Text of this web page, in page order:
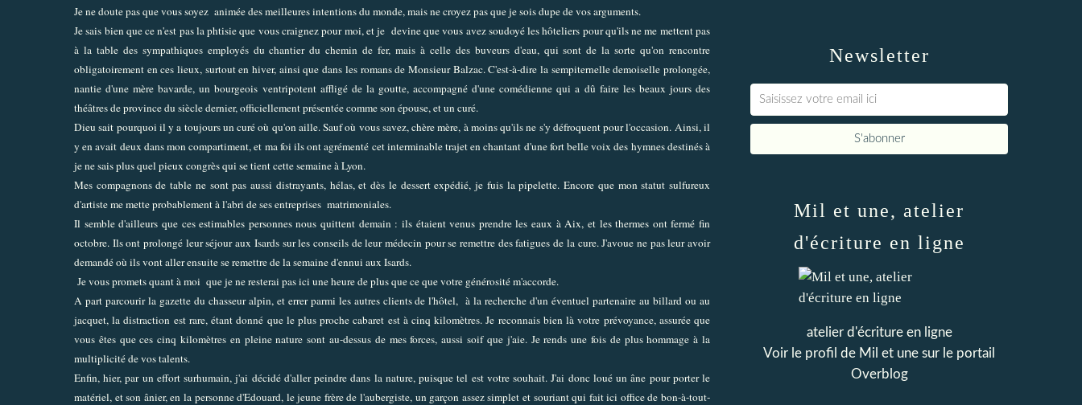
Je ne doute pas que vous soyez animée des meilleures intentions du monde, mais ne croyez pas que je sois dupe de vos arguments.
Je sais bien que ce n'est pas la phtisie que vous craignez pour moi, et je devine que vous avez soudoyé les hôteliers pour qu'ils ne me mettent pas
à la table des sympathiques employés du chantier du chemin de fer, mais à celle des buveurs d'eau, qui sont de la sorte qu'on rencontre
obligatoirement en ces lieux, surtout en hiver, ainsi que dans les romans de Monsieur Balzac. C'est-à-dire la sempiternelle demoiselle prolongée,
nantie d'une mère bavarde, un bourgeois ventripotent affligé de la goutte, accompagné d'une comédienne qui a dû faire les beaux jours des
théâtres de province du siècle dernier, officiellement présentée comme son épouse, et un curé.
Dieu sait pourquoi il y a toujours un curé où qu'on aille. Sauf où vous savez, chère mère, à moins qu'ils ne s'y défroquent pour l'occasion. Ainsi, il
y en avait deux dans mon compartiment, et ma foi ils ont agrémenté cet interminable trajet en chantant d'une fort belle voix des hymnes destinés à
je ne sais plus quel pieux congrès qui se tient cette semaine à Lyon.
Mes compagnons de table ne sont pas aussi distrayants, hélas, et dès le dessert expédié, je fuis la pipelette. Encore que mon statut sulfureux
d'artiste me mette probablement à l'abri de ses entreprises matrimoniales.
Il semble d'ailleurs que ces estimables personnes nous quittent demain : ils étaient venus prendre les eaux à Aix, et les thermes ont fermé fin
octobre. Ils ont prolongé leur séjour aux Isards sur les conseils de leur médecin pour se remettre des fatigues de la cure. J'avoue ne pas leur avoir
demandé où ils vont aller ensuite se remettre de la semaine d'ennui aux Isards.
Je vous promets quant à moi que je ne resterai pas ici une heure de plus que ce que votre générosité m'accorde.
A part parcourir la gazette du chasseur alpin, et errer parmi les autres clients de l'hôtel, à la recherche d'un éventuel partenaire au billard ou au
jacquet, la distraction est rare, étant donné que le plus proche cabaret est à cinq kilomètres. Je reconnais bien là votre prévoyance, assurée que
vous êtes que ces cinq kilomètres en pleine nature sont au-dessus de mes forces, aussi soif que j'aie. Je rends une fois de plus hommage à la
multiplicité de vos talents.
Enfin, hier, par un effort surhumain, j'ai décidé d'aller peindre dans la nature, puisque tel est votre souhait. J'ai donc loué un âne pour porter le
matériel, et son ânier, en la personne d'Edouard, le jeune frère de l'aubergiste, un garçon assez simplet et souriant qui fait ici office de bon-à-tout-
Newsletter
Mil et une, atelier
d'écriture en ligne
atelier d'écriture en ligne
Voir le profil de Mil et une sur le portail
Overblog